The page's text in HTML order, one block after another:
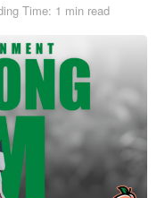
Time: 1 min read